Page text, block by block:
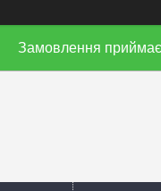
Замовлення